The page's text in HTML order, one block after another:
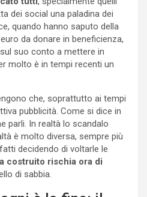
dei social una paladina dei
quando hanno saputo della
da donare in beneficienza,
suo conto a mettere in
molto è in tempi recenti un
che, soprattutto ai tempi
pubblicità. Come si dice in
parli. In realtà lo scandalo
è molto diversa, sempre più
decidendo di voltarle le
costruito rischia ora di
di sabbia.